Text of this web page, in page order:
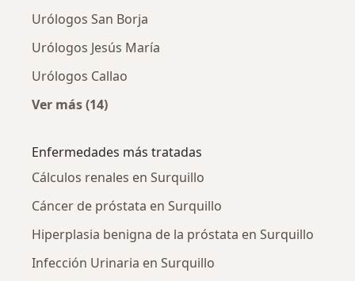
Urólogos San Borja
Urólogos Jesús María
Urólogos Callao
Ver más (14)
Enfermedades más tratadas
Cálculos renales en Surquillo
Cáncer de próstata en Surquillo
Hiperplasia benigna de la próstata en Surquillo
Infección Urinaria en Surquillo